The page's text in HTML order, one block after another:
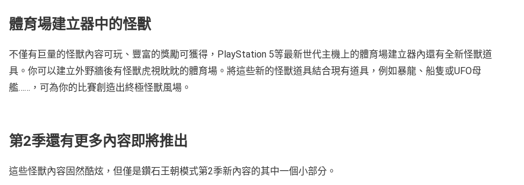
體育場建立器中的怪獸
不僅有巨量的怪獸內容可玩、豐富的獎勵可獲得，PlayStation 5等最新世代主機上的體育場建立器內還有全新怪獸道
具。你可以建立外野牆後有怪獸虎視眈眈的體育場。將這些新的怪獸道具結合現有道具，例如暴龍、船隻或UFO母
艦……，可為你的比賽創造出終極怪獸風場。
第2季還有更多內容即將推出
這些怪獸內容固然酷炫，但僅是鑽石王朝模式第2季新內容的其中一個小部分。